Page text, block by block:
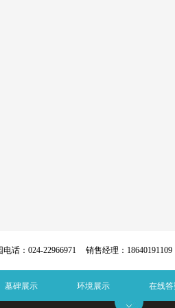
话：024-22966971 销售经理：18640191109
墓碑展示 环境展示 在线答